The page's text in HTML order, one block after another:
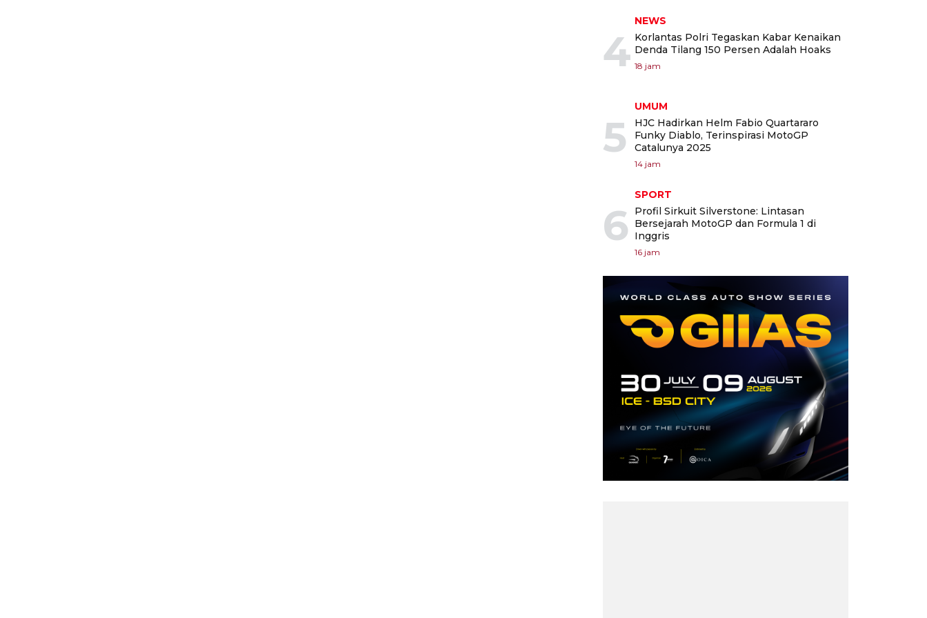
4
NEWS
Korlantas Polri Tegaskan Kabar Kenaikan
Denda Tilang 150 Persen Adalah Hoaks
18 jam
5
UMUM
HJC Hadirkan Helm Fabio Quartararo
Funky Diablo, Terinspirasi MotoGP
Catalunya 2025
14 jam
6
SPORT
Profil Sirkuit Silverstone: Lintasan
Bersejarah MotoGP dan Formula 1 di
Inggris
16 jam